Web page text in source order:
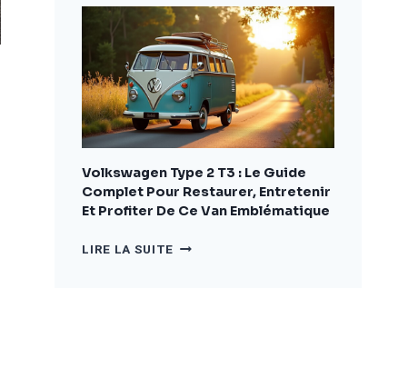
GUIDE
COMPLET
POUR
BIEN
CHOISIR
ET
AMÉNAGER
VOTRE
Volkswagen Type 2 T3 : Le Guide
Complet Pour Restaurer, Entretenir
Et Profiter De Ce Van Emblématique
LIRE LA SUITEVOLKSWAGEN